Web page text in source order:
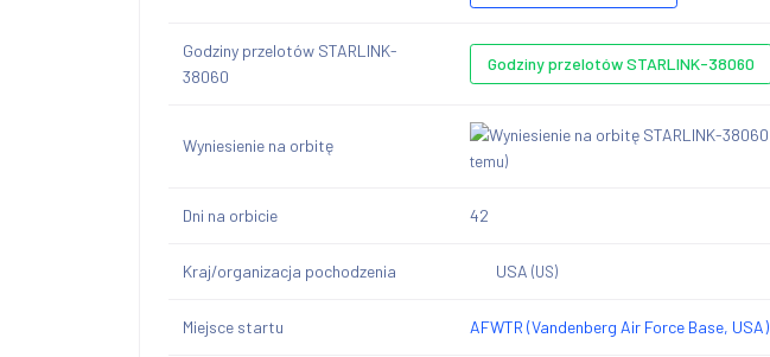
Godziny przelotów STARLINK-
38060
Godziny przelotów STARLINK-38060
Wyniesienie na orbitę
temu)
Dni na orbicie 42
Kraj/organizacja pochodzenia USA (US)
Miejsce startu AFWTR (Vandenberg Air Force Base, USA)